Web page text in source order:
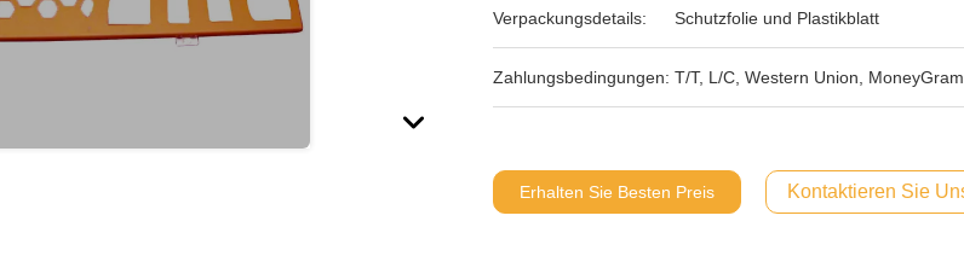
Verpackungsdetails: Schutzfolie und Plastikblatt
Zahlungsbedingungen: T/T, L/C, Western Union, MoneyGram
Erhalten Sie Besten Preis Kontaktieren Sie